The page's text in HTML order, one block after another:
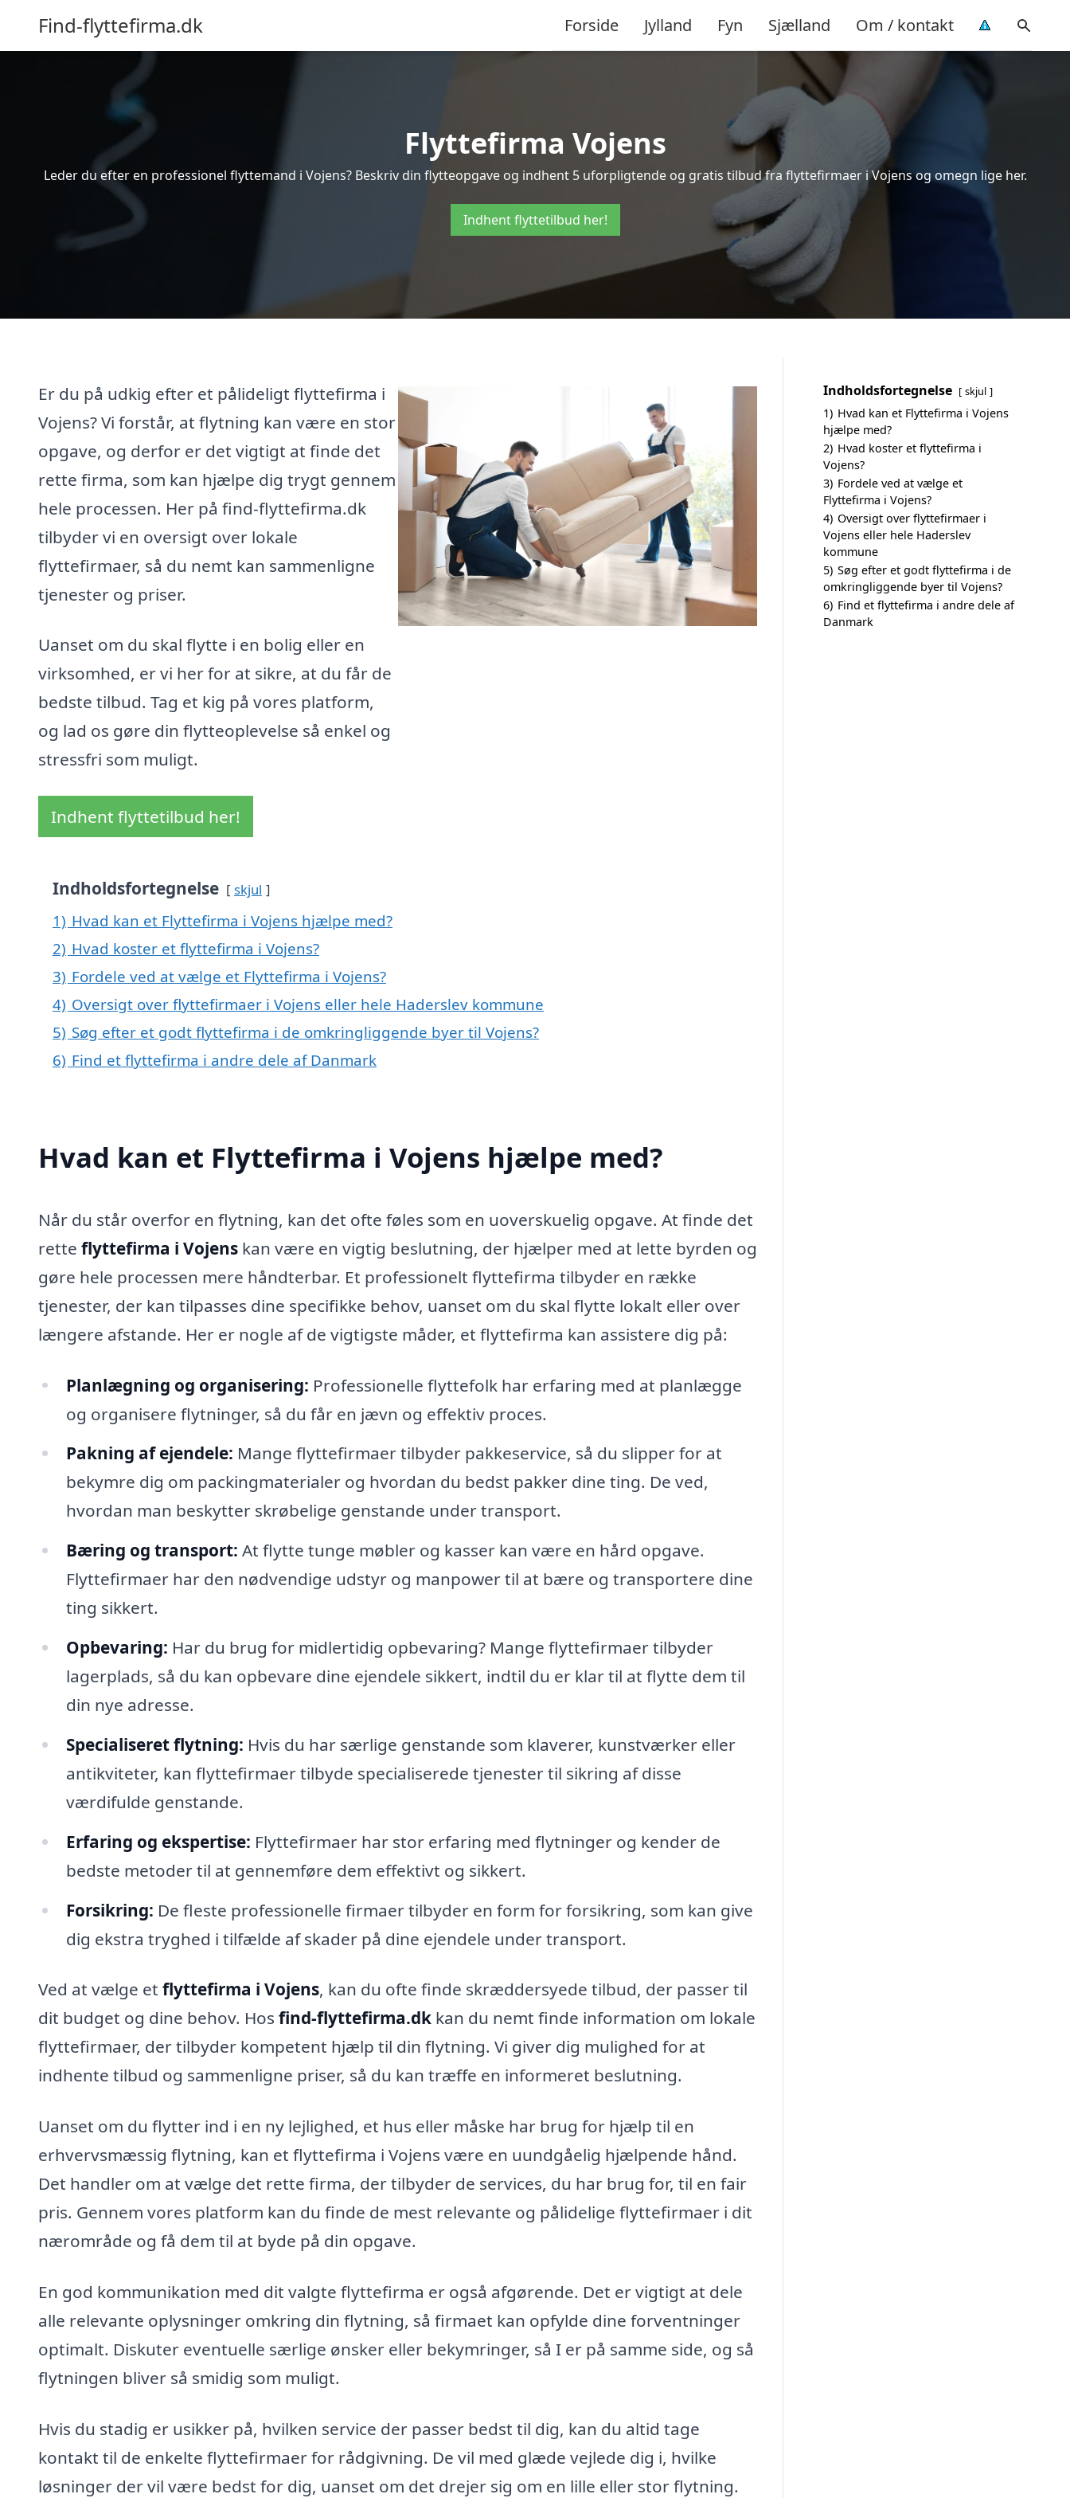
Find-flyttefirma.dk Forside Jylland Fyn Sjælland Om / kontakt
Flyttefirma Vojens
Leder du efter en professionel flyttemand i Vojens? Beskriv din flytteopgave og indhent 5 uforpligtende og gratis tilbud fra flyttefirmaer i Vojens og omegn lige her.
Indhent flyttetilbud her!
Er du på udkig efter et pålideligt flyttefirma i
Vojens? Vi forstår, at flytning kan være en stor
opgave, og derfor er det vigtigt at finde det
rette firma, som kan hjælpe dig trygt gennem
hele processen. Her på find-flyttefirma.dk
tilbyder vi en oversigt over lokale
flyttefirmaer, så du nemt kan sammenligne
tjenester og priser.
Uanset om du skal flytte i en bolig eller en
virksomhed, er vi her for at sikre, at du får de
bedste tilbud. Tag et kig på vores platform,
og lad os gøre din flytteoplevelse så enkel og
stressfri som muligt.
Indhent flyttetilbud her!
Indholdsfortegnelse skjul
1) Hvad kan et Flyttefirma i Vojens hjælpe med?
2) Hvad koster et flyttefirma i Vojens?
3) Fordele ved at vælge et Flyttefirma i Vojens?
4) Oversigt over flyttefirmaer i Vojens eller hele Haderslev kommune
5) Søg efter et godt flyttefirma i de omkringliggende byer til Vojens?
6) Find et flyttefirma i andre dele af Danmark
Hvad kan et Flyttefirma i Vojens hjælpe med?
Når du står overfor en flytning, kan det ofte føles som en uoverskuelig opgave. At finde det
rette flyttefirma i Vojens kan være en vigtig beslutning, der hjælper med at lette byrden og
gøre hele processen mere håndterbar. Et professionelt flyttefirma tilbyder en række
tjenester, der kan tilpasses dine specifikke behov, uanset om du skal flytte lokalt eller over
længere afstande. Her er nogle af de vigtigste måder, et flyttefirma kan assistere dig på:
Planlægning og organisering: Professionelle flyttefolk har erfaring med at planlægge
og organisere flytninger, så du får en jævn og effektiv proces.
Pakning af ejendele: Mange flyttefirmaer tilbyder pakkeservice, så du slipper for at
bekymre dig om packingmaterialer og hvordan du bedst pakker dine ting. De ved,
hvordan man beskytter skrøbelige genstande under transport.
Bæring og transport: At flytte tunge møbler og kasser kan være en hård opgave.
Flyttefirmaer har den nødvendige udstyr og manpower til at bære og transportere dine
ting sikkert.
Opbevaring: Har du brug for midlertidig opbevaring? Mange flyttefirmaer tilbyder
lagerplads, så du kan opbevare dine ejendele sikkert, indtil du er klar til at flytte dem til
din nye adresse.
Specialiseret flytning: Hvis du har særlige genstande som klaverer, kunstværker eller
antikviteter, kan flyttefirmaer tilbyde specialiserede tjenester til sikring af disse
værdifulde genstande.
Erfaring og ekspertise: Flyttefirmaer har stor erfaring med flytninger og kender de
bedste metoder til at gennemføre dem effektivt og sikkert.
Forsikring: De fleste professionelle firmaer tilbyder en form for forsikring, som kan give
dig ekstra tryghed i tilfælde af skader på dine ejendele under transport.
Ved at vælge et flyttefirma i Vojens, kan du ofte finde skræddersyede tilbud, der passer til
dit budget og dine behov. Hos find-flyttefirma.dk kan du nemt finde information om lokale
flyttefirmaer, der tilbyder kompetent hjælp til din flytning. Vi giver dig mulighed for at
indhente tilbud og sammenligne priser, så du kan træffe en informeret beslutning.
Uanset om du flytter ind i en ny lejlighed, et hus eller måske har brug for hjælp til en
erhvervsmæssig flytning, kan et flyttefirma i Vojens være en uundgåelig hjælpende hånd.
Det handler om at vælge det rette firma, der tilbyder de services, du har brug for, til en fair
pris. Gennem vores platform kan du finde de mest relevante og pålidelige flyttefirmaer i dit
nærområde og få dem til at byde på din opgave.
En god kommunikation med dit valgte flyttefirma er også afgørende. Det er vigtigt at dele
alle relevante oplysninger omkring din flytning, så firmaet kan opfylde dine forventninger
optimalt. Diskuter eventuelle særlige ønsker eller bekymringer, så I er på samme side, og så
flytningen bliver så smidig som muligt.
Hvis du stadig er usikker på, hvilken service der passer bedst til dig, kan du altid tage
kontakt til de enkelte flyttefirmaer for rådgivning. De vil med glæde vejlede dig i, hvilke
løsninger der vil være bedst for dig, uanset om det drejer sig om en lille eller stor flytning.
Indholdsfortegnelse skjul
1) Hvad kan et Flyttefirma i Vojens
hjælpe med?
2) Hvad koster et flyttefirma i
Vojens?
3) Fordele ved at vælge et
Flyttefirma i Vojens?
4) Oversigt over flyttefirmaer i
Vojens eller hele Haderslev
kommune
5) Søg efter et godt flyttefirma i de
omkringliggende byer til Vojens?
6) Find et flyttefirma i andre dele af
Danmark